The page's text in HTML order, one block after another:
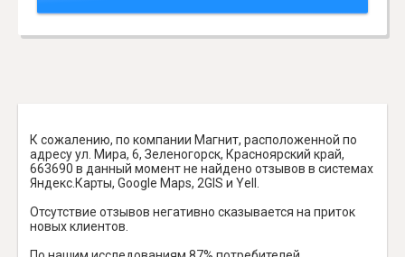
К сожалению, по компании Магнит, расположенной по
адресу ул. Мира, 6, Зеленогорск, Красноярский край,
663690 в данный момент не найдено отзывов в системах
Яндекс.Карты, Google Maps, 2GIS и Yell.
Отсутствие отзывов негативно сказывается на приток
новых клиентов.